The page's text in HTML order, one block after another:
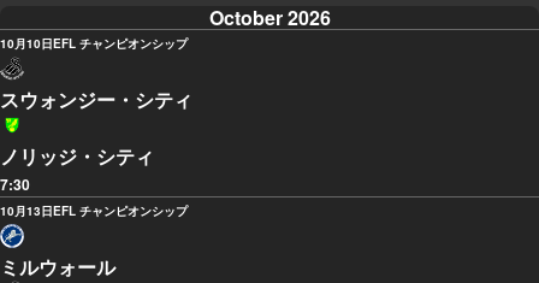
October 2026
10月10日EFL チャンピオンシップ
スウォンジー・シティ
ノリッジ・シティ
7:30
10月13日EFL チャンピオンシップ
ミルウォール